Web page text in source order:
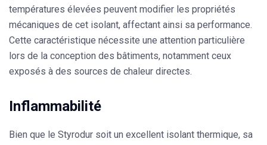
températures élevées peuvent modifier les propriétés
mécaniques de cet isolant, affectant ainsi sa performance.
Cette caractéristique nécessite une attention particulière
lors de la conception des bâtiments, notamment ceux
exposés à des sources de chaleur directes.
Inflammabilité
Bien que le Styrodur soit un excellent isolant thermique, sa